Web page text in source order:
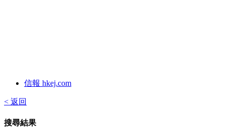
信報 hkej.com
< 返回
搜尋結果